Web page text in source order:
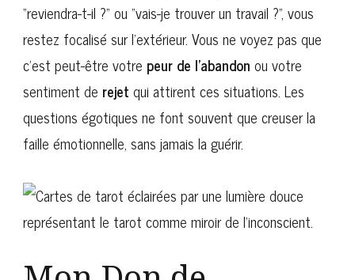
“reviendra-t-il ?” ou “vais-je trouver un travail ?”, vous
restez focalisé sur l’extérieur. Vous ne voyez pas que
c’est peut-être votre peur de l’abandon ou votre
sentiment de rejet qui attirent ces situations. Les
questions égotiques ne font souvent que creuser la
faille émotionnelle, sans jamais la guérir.